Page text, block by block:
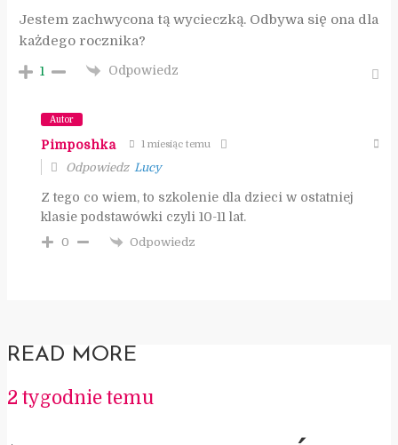
Jestem zachwycona tą wycieczką. Odbywa się ona dla
każdego rocznika?
1 Odpowiedz
Autor
Pimposhka 1 miesiąc temu
Odpowiedz Lucy
Z tego co wiem, to szkolenie dla dzieci w ostatniej
klasie podstawówki czyli 10-11 lat.
0 Odpowiedz
READ MORE
2 tygodnie temu